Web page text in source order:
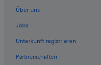
Hotels nahe Hauptplatz Stainach
Ferienwohnungen in Lassing
Über uns
Jobs
Unterkunft registrieren
Partnerschaften